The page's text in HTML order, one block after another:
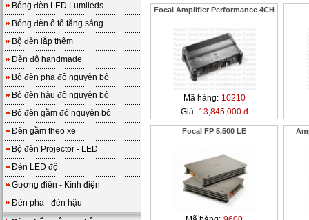
Bóng đèn LED Lumileds
Bóng đèn ô tô tăng sáng
Bộ đèn lắp thêm
Đèn độ handmade
Bộ đèn pha độ nguyên bộ
Bộ đèn hậu độ nguyên bộ
Bộ đèn gầm độ nguyên bộ
Đèn gầm theo xe
Bộ đèn Projector - LED
Đèn LED độ
Gương điện - Kính điện
Đèn pha - đèn hậu
Focal Amplifier Performance 4CH
Mã hàng: 10210
Giá: 13,845,000 đ
Focal FP 5.500 LE